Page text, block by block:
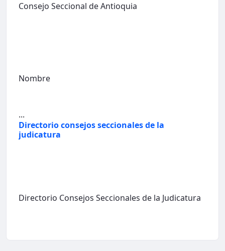
Consejo Seccional de Antioquia
Nombre
...
Directorio consejos seccionales de la
judicatura
Directorio Consejos Seccionales de la Judicatura